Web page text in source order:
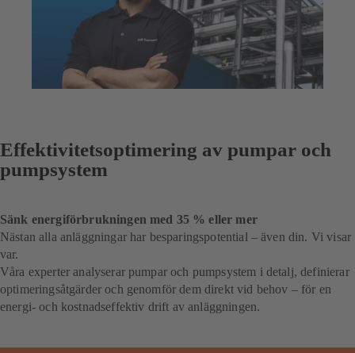
Effektivitetsoptimering av pumpar och
pumpsystem
Sänk energiförbrukningen med 35 % eller mer
Nästan alla anläggningar har besparingspotential – även din. Vi visar
var.
Våra experter analyserar pumpar och pumpsystem i detalj, definierar
optimeringsåtgärder och genomför dem direkt vid behov – för en
energi- och kostnadseffektiv drift av anläggningen.